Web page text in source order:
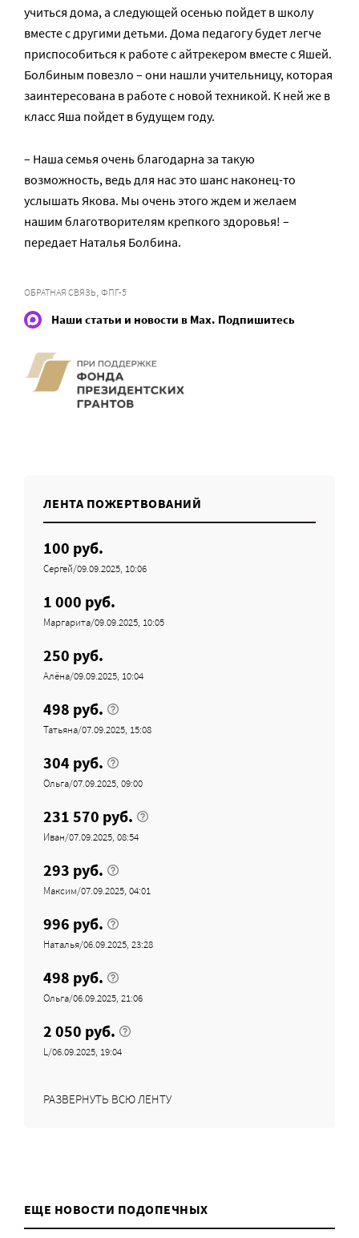
учиться дома, а следующей осенью пойдет в школу
вместе с другими детьми. Дома педагогу будет легче
приспособиться к работе с айтрекером вместе с Яшей.
Болбиным повезло – они нашли учительницу, которая
заинтересована в работе с новой техникой. К ней же в
класс Яша пойдет в будущем году.
– Наша семья очень благодарна за такую
возможность, ведь для нас это шанс наконец-то
услышать Якова. Мы очень этого ждем и желаем
нашим благотворителям крепкого здоровья! –
передает Наталья Болбина.
ОБРАТНАЯ СВЯЗЬ ФПГ-5
Наши статьи и новости в Max. Подпишитесь
ЛЕНТА ПОЖЕРТВОВАНИЙ
100 руб.
Сергей/09.09.2025, 10:06
1 000 руб.
Маргарита/09.09.2025, 10:05
250 руб.
Алёна/09.09.2025, 10:04
498 руб.
Татьяна/07.09.2025, 15:08
304 руб.
Ольга/07.09.2025, 09:00
231 570 руб.
Иван/07.09.2025, 08:54
293 руб.
Максим/07.09.2025, 04:01
996 руб.
Наталья/06.09.2025, 23:28
498 руб.
Ольга/06.09.2025, 21:06
2 050 руб.
L/06.09.2025, 19:04
РАЗВЕРНУТЬ ВСЮ ЛЕНТУ
ЕЩЕ НОВОСТИ ПОДОПЕЧНЫХ